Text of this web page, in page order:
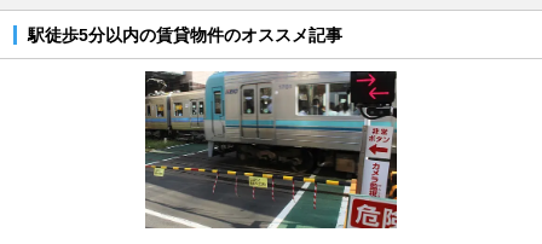
駅徒歩5分以内の賃貸物件のオススメ記事